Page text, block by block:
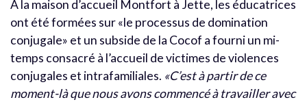
À la maison d’accueil Montfort à Jette, les éducatrices
ont été formées sur «le processus de domination
conjugale» et un subside de la Cocof a fourni un mi-
temps consacré à l’accueil de victimes de violences
conjugales et intrafamiliales. «C’est à partir de ce
moment-là que nous avons commencé à travailler avec